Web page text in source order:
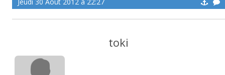
toki